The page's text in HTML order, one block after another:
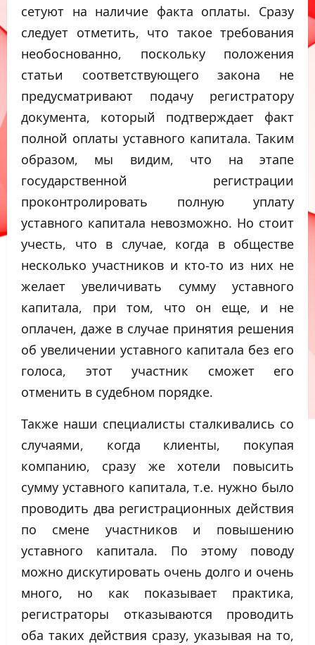
сетуют на наличие факта оплаты. Сразу
следует отметить, что такое требования
необоснованно, поскольку положения
статьи соответствующего закона не
предусматривают подачу регистратору
документа, который подтверждает факт
полной оплаты уставного капитала. Таким
образом, мы видим, что на этапе
государственной регистрации
проконтролировать полную уплату
уставного капитала невозможно. Но стоит
учесть, что в случае, когда в обществе
несколько участников и кто-то из них не
желает увеличивать сумму уставного
капитала, при том, что он еще, и не
оплачен, даже в случае принятия решения
об увеличении уставного капитала без его
голоса, этот участник сможет его
отменить в судебном порядке.
Также наши специалисты сталкивались со
случаями, когда клиенты, покупая
компанию, сразу же хотели повысить
сумму уставного капитала, т.е. нужно было
проводить два регистрационных действия
по смене участников и повышению
уставного капитала. По этому поводу
можно дискутировать очень долго и очень
много, но как показывает практика,
регистраторы отказываются проводить
оба таких действия сразу, указывая на то,